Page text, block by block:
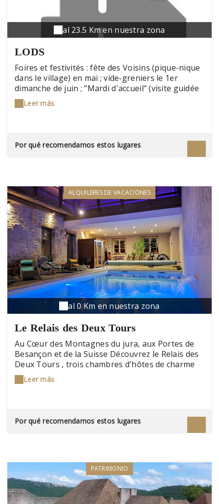
al 23.5 Km en nuestra zona
LODS
Foires et festivités : fête des Voisins (pique-nique
dans le village) en mai ; vide-greniers le 1er
dimanche de juin ; "Mardi d'accueil" (visite guidée
du village avec dégustation de produits
régionaux) en juillet et août
Leer más
Por qué recomendamos estos lugares
ALQUILERES DE VACACIONES
al 0 Km en nuestra zona
Le Relais des Deux Tours
Au Cœur des Montagnes du jura, aux Portes de
Besançon et de la Suisse Découvrez le Relais des
Deux Tours , trois chambres d'hôtes de charme
située dans une demeure historique de 1760,
entièrement rénovée pour allier le caractère
Doubs, à proximité de la frontière suisse, notre
maison d'hôtes offre un cadre exceptionnel pour
un séjour inoubliable. Dès votre arrivée, vous
apparentes, les poutres en bois et les éléments
d'origine soigneusement restaurés vous
plongeront dans l'histoire de cette bâtisse
d'exception. Nos trois chambres spacieuses et
Leer más
Por qué recomendamos estos lugares
PATRIMONIO